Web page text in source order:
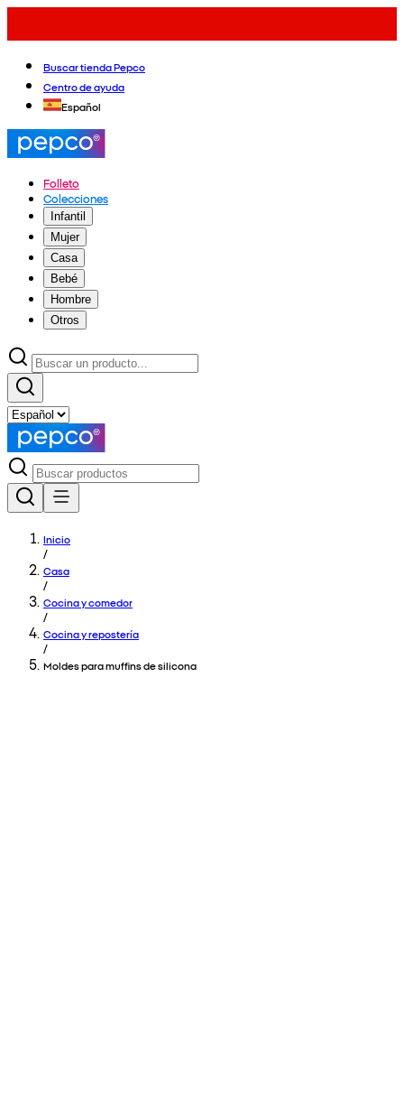
Buscar tienda Pepco
Centro de ayuda
Español
Folleto
Colecciones
Infantil
Mujer
Casa
Bebé
Hombre
Otros
Inicio
/
Casa
/
Cocina y comedor
/
Cocina y repostería
/
Moldes para muffins de silicona